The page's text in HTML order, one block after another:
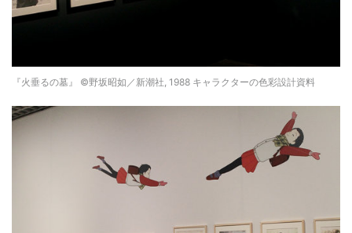
『火垂るの墓』 ©野坂昭如／新潮社, 1988 キャラクターの色彩設計資料